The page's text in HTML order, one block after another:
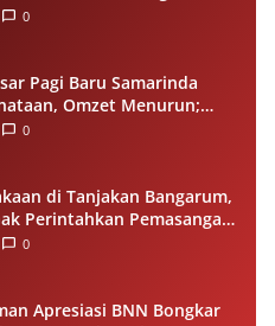
Permohonan ke
0
Pagi Baru Samarinda
Omzet Menurun;
Evaluasi Distribusi Ruko
0
di Tanjakan Bangarum,
Perintahkan Pemasangan
0
Apresiasi BNN Bongkar